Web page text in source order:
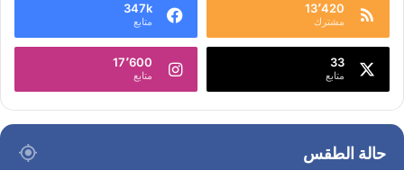
13٬420
مشترك
347k
متابع
33
متابع
17٬600
متابع
حالة الطقس